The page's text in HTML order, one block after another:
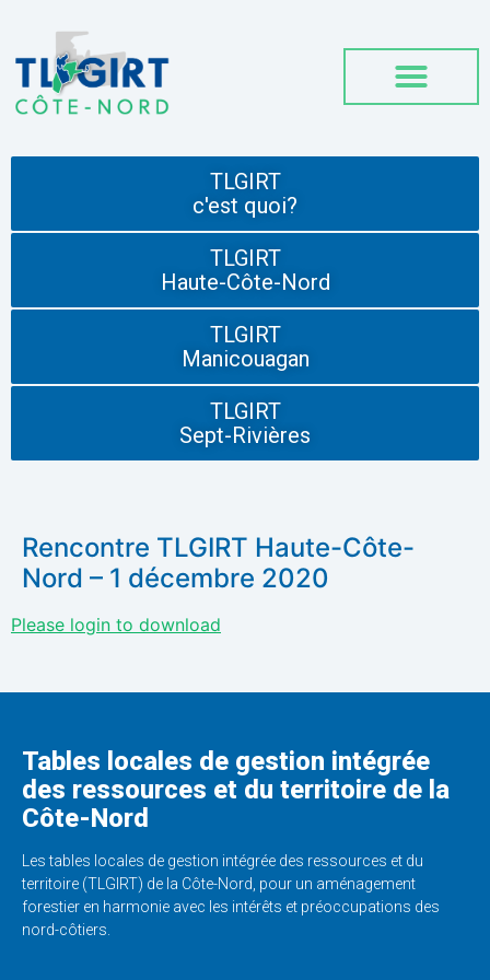
TLGIRT
c'est quoi?
TLGIRT
Haute-Côte-Nord
TLGIRT
Manicouagan
TLGIRT
Sept-Rivières
Rencontre TLGIRT Haute-Côte-
Nord – 1 décembre 2020
Please login to download
Tables locales de gestion intégrée
des ressources et du territoire de la
Côte-Nord
Les tables locales de gestion intégrée des ressources et du
territoire (TLGIRT) de la Côte-Nord, pour un aménagement
forestier en harmonie avec les intérêts et préoccupations des
nord-côtiers.